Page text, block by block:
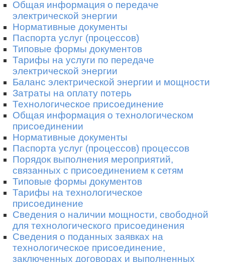
Общая информация о передаче
электрической энергии
Нормативные документы
Паспорта услуг (процессов)
Типовые формы документов
Тарифы на услуги по передаче
электрической энергии
Баланс электрической энергии и мощности
Затраты на оплату потерь
Технологическое присоединение
Общая информация о технологическом
присоединении
Нормативные документы
Паспорта услуг (процессов) процессов
Порядок выполнения мероприятий,
связанных с присоединением к сетям
Типовые формы документов
Тарифы на технологическое
присоединение
Сведения о наличии мощности, свободной
для технологического присоединения
Сведения о поданных заявках на
технологическое присоединение,
заключенных договорах и выполненных